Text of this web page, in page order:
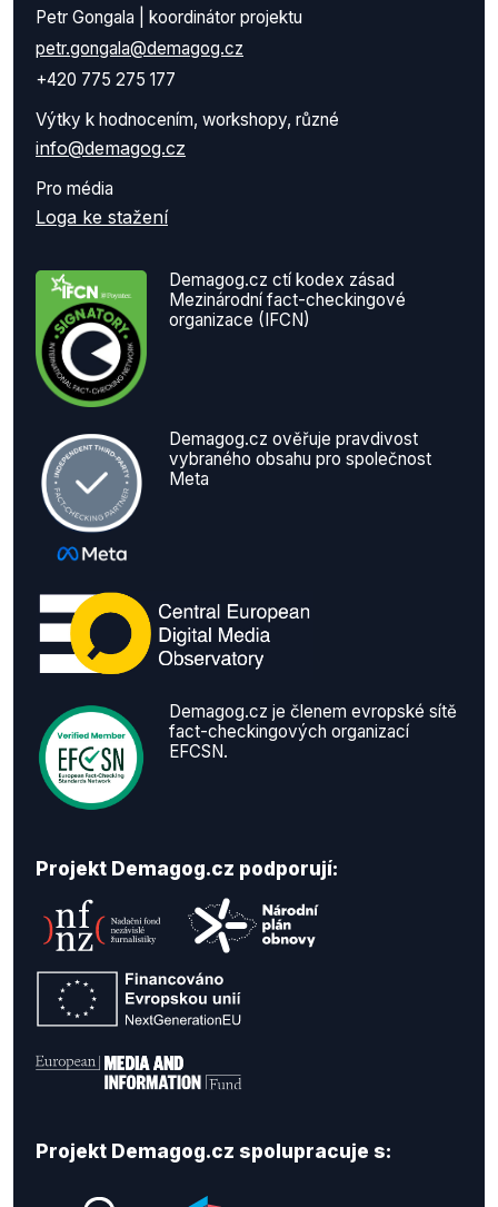
Petr Gongala | koordinátor projektu
petr.gongala@demagog.cz
+420 775 275 177
Výtky k hodnocením, workshopy, různé
info@demagog.cz
Pro média
Loga ke stažení
Demagog.cz ctí kodex zásad
Mezinárodní fact-checkingové
organizace (IFCN)
Demagog.cz ověřuje pravdivost
vybraného obsahu pro společnost
Meta
Demagog.cz je členem evropské sítě
fact-checkingových organizací
EFCSN.
Projekt Demagog.cz podporují:
Projekt Demagog.cz spolupracuje s: